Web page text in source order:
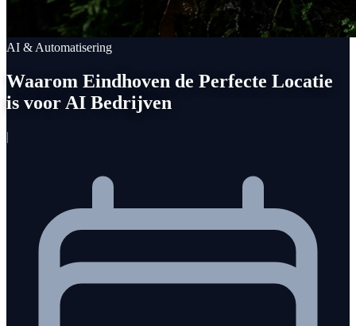
AI & Automatisering
Waarom Eindhoven de Perfecte Locatie
is voor AI Bedrijven
|